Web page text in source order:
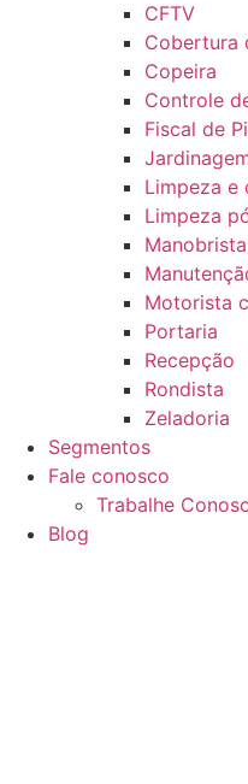
CFTV
Cobertura
Copeira
Controle
Fiscal de
Limpeza e
Limpeza
Manobrista
Motorista
Portaria
Recepção
Rondista
Zeladoria
Segmentos
Fale conosco
Trabalhe
Blog